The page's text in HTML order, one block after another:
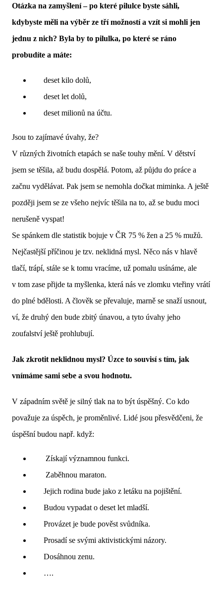
Otázka na zamyšlení – po které pilulce byste sáhli,
kdybyste měli na výběr ze tří možností a vzít si mohli jen
jednu z nich? Byla by to pilulka, po které se ráno
probudíte a máte:
deset kilo dolů,
deset let dolů,
deset milionů na účtu.
Jsou to zajímavé úvahy, že?
V různých životních etapách se naše touhy mění. V dětství
jsem se těšila, až budu dospělá. Potom, až půjdu do práce a
začnu vydělávat. Pak jsem se nemohla dočkat miminka. A ještě
později jsem se ze všeho nejvíc těšila na to, až se budu moci
nerušeně vyspat!
Se spánkem dle statistik bojuje v ČR 75 % žen a 25 % mužů.
Nejčastější příčinou je tzv. neklidná mysl. Něco nás v hlavě
tlačí, trápí, stále se k tomu vracíme, už pomalu usínáme, ale
v tom zase přijde ta myšlenka, která nás ve zlomku vteřiny vrátí
do plné bdělosti. A člověk se převaluje, marně se snaží usnout,
ví, že druhý den bude zbitý únavou, a tyto úvahy jeho
zoufalství ještě prohlubují.
Jak zkrotit neklidnou mysl? Úzce to souvisí s tím, jak
vnímáme sami sebe a svou hodnotu.
V západním světě je silný tlak na to být úspěšný. Co kdo
považuje za úspěch, je proměnlivé. Lidé jsou přesvědčeni, že
úspěšní budou např. když:
Získají významnou funkci.
Zaběhnou maraton.
Jejich rodina bude jako z letáku na pojištění.
Budou vypadat o deset let mladší.
Provázet je bude pověst svůdníka.
Prosadí se svými aktivistickými názory.
Dosáhnou zenu.
….